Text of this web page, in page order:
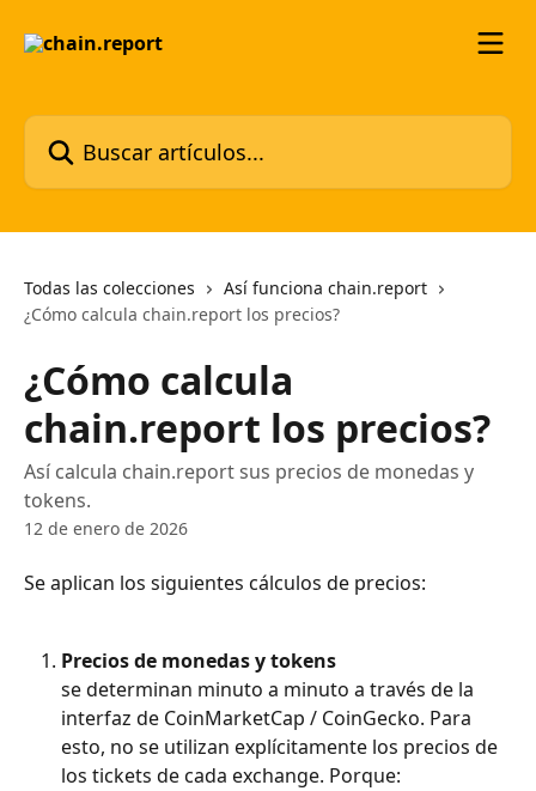
Buscar artículos...
Todas las colecciones
Así funciona chain.report
¿Cómo calcula chain.report los precios?
¿Cómo calcula
chain.report los precios?
Así calcula chain.report sus precios de monedas y
tokens.
12 de enero de 2026
Se aplican los siguientes cálculos de precios:
Precios de monedas y tokens
se determinan minuto a minuto a través de la
interfaz de CoinMarketCap / CoinGecko. Para
esto, no se utilizan explícitamente los precios de
los tickets de cada exchange. Porque: